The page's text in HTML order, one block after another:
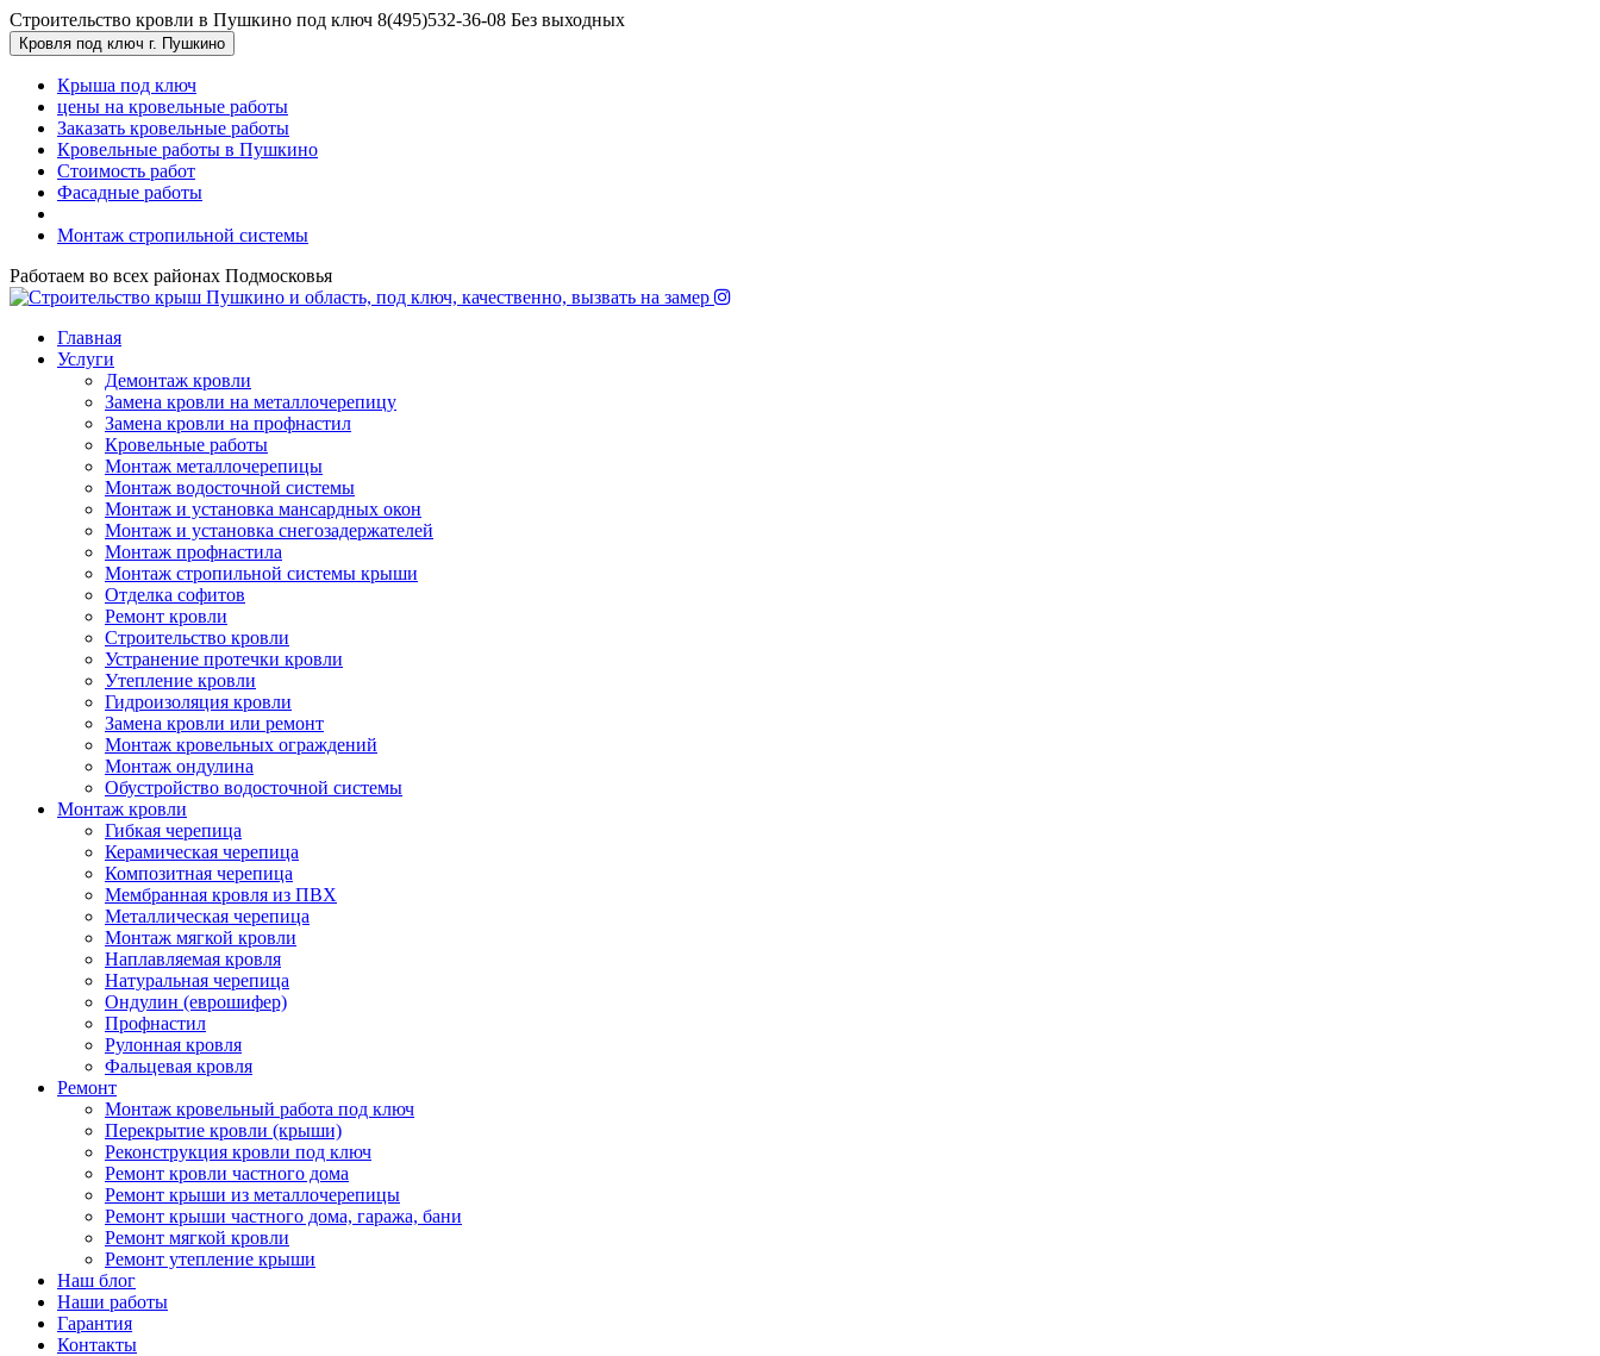
Перейти к основному содержанию
Строительство кровли в Пушкино под ключ 8(495)532-36-08 Без выходных
Кровля под ключ г. Пушкино
Крыша под ключ
цены на кровельные работы
Заказать кровельные работы
Кровельные работы в Пушкино
Стоимость работ
Фасадные работы
Монтаж стропильной системы
Работаем во всех районах Подмосковья
Главная
Услуги
Демонтаж кровли
Замена кровли на металлочерепицу
Замена кровли на профнастил
Кровельные работы
Монтаж металлочерепицы
Монтаж водосточной системы
Монтаж и установка мансардных окон
Монтаж и установка снегозадержателей
Монтаж профнастила
Монтаж стропильной системы крыши
Отделка софитов
Ремонт кровли
Строительство кровли
Устранение протечки кровли
Утепление кровли
Гидроизоляция кровли
Замена кровли или ремонт
Монтаж кровельных ограждений
Монтаж ондулина
Обустройство водосточной системы
Монтаж кровли
Гибкая черепица
Керамическая черепица
Композитная черепица
Мембранная кровля из ПВХ
Металлическая черепица
Монтаж мягкой кровли
Наплавляемая кровля
Натуральная черепица
Ондулин (еврошифер)
Профнастил
Рулонная кровля
Фальцевая кровля
Ремонт
Монтаж кровельный работа под ключ
Перекрытие кровли (крыши)
Реконструкция кровли под ключ
Ремонт кровли частного дома
Ремонт крыши из металлочерепицы
Ремонт крыши частного дома, гаража, бани
Ремонт мягкой кровли
Ремонт утепление крыши
Наш блог
Наши работы
Гарантия
Контакты